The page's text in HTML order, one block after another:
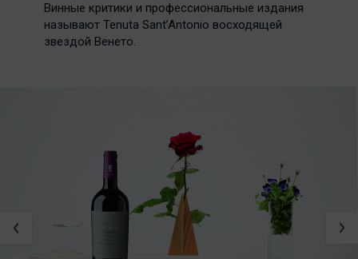
Винные критики и профессиональные издания
называют Tenuta Sant’Antonio восходящей
звездой Венето.